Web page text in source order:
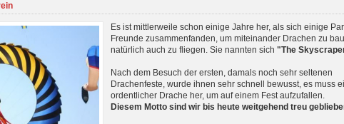
Es ist mittlerweile schon einige Jahre her, als sich einige
Freunde zusammenfanden, um miteinander Drachen zu
natürlich auch zu fliegen. Sie nannten sich "The
Nach dem Besuch der ersten, damals noch sehr seltenen
Drachenfeste, wurde ihnen sehr schnell bewusst, es muss
ordentlicher Drache her, um auf einem Fest aufzufallen.
Diesem Motto sind wir bis heute weitgehend treu